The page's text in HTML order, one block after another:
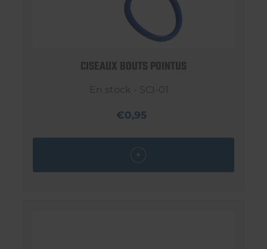
CISEAUX BOUTS POINTUS
En stock - SCI-01
€0,95